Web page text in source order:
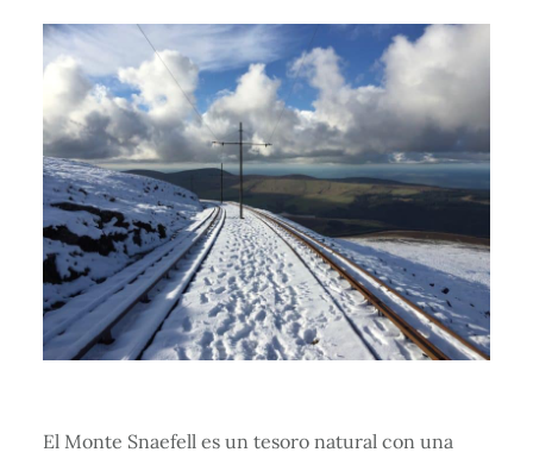
El Monte Snaefell es un tesoro natural con una